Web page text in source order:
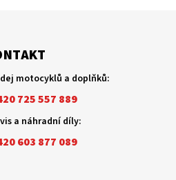
motocyklů a doplňků:
725 557 889
a náhradní díly:
603 877 089